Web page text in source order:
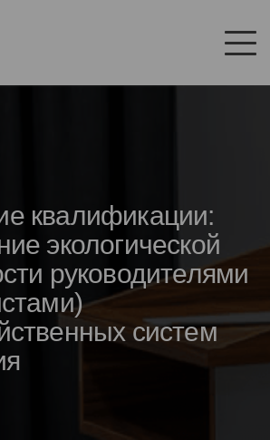
квалификации:
экологической
руководителями
систем